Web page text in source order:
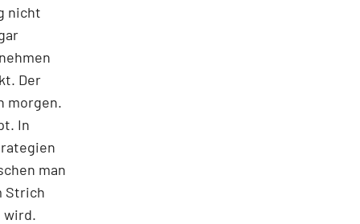
nicht
Der
morgen.
In
man
Strich
wird.